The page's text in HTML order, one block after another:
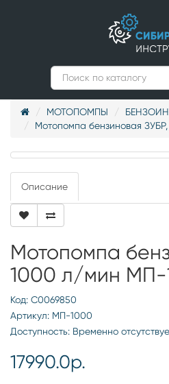
МОТОПОМПЫ
Мотопомпа бензиновая
Описание
Мотопомпа
1000 л/мин МП-
Код: С0069850
Артикул: МП-1000
Доступность: Временно
17990.0р.